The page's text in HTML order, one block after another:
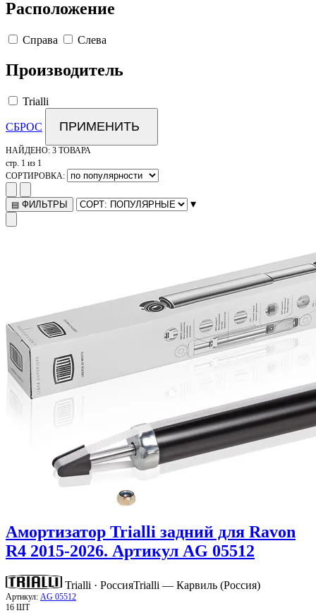
Расположение
Справа Слева
Производитель
Trialli
СБРОС ПРИМЕНИТЬ
НАЙДЕНО: 3 ТОВАРА
стр. 1 из 1
СОРТИРОВКА:
▤ ФИЛЬТРЫ ▾
Амортизатор Trialli задний для Ravon
R4 2015-2026. Артикул AG 05512
Trialli · РоссияTrialli — Карвиль (Россия)
Артикул: AG 05512
16 ШТ